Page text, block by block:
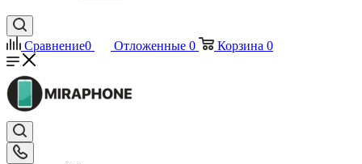
Сравнение0 Отложенные 0 Корзина 0